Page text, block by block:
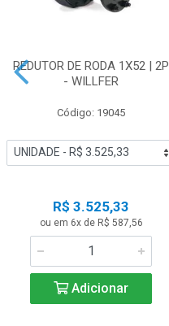
REDUTOR DE RODA 1X52 | 2P
- WILLFER
Código: 19045
R$ 3.525,33
ou em 6x de R$ 587,56
Adicionar